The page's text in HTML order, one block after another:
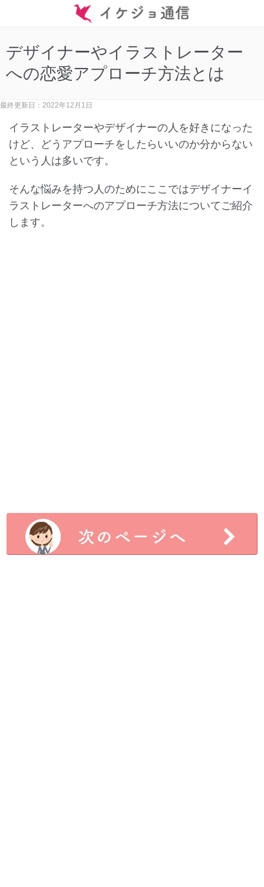
デザイナーやイラストレーター
への恋愛アプローチ方法とは
最終更新日：2022年12月1日
イラストレーターやデザイナーの人を好きになった
けど、どうアプローチをしたらいいのか分からない
という人は多いです。
そんな悩みを持つ人のためにここではデザイナーイ
ラストレーターへのアプローチ方法についてご紹介
します。